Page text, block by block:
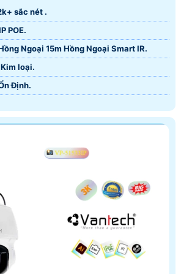
sắc nét .
POE.
Ngoại 15m Hồng Ngoại Smart IR.
loại.
Định.